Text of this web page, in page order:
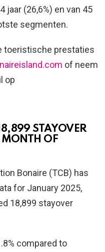
jaar (26,6%) en van 45
segmenten.
toeristische prestaties
of neem
op
STAYOVER
MONTH OF
Bonaire (TCB) has
for January 2025,
18,899 stayover
compared to